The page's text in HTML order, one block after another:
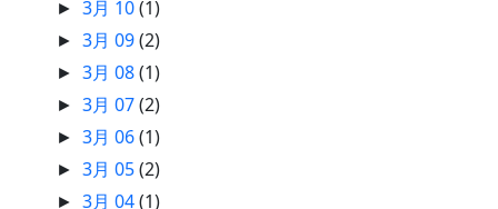
►3月 10(1)
►3月 09(2)
►3月 08(1)
►3月 07(2)
►3月 06(1)
►3月 05(2)
►3月 04(1)